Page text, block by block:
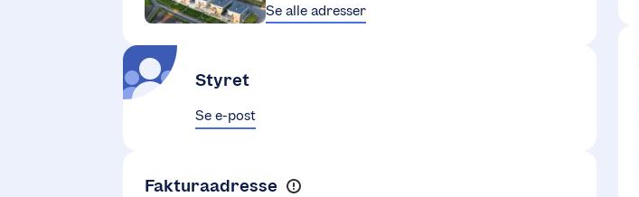
Se alle adresser
Styret
Se e-post
Fakturaadresse